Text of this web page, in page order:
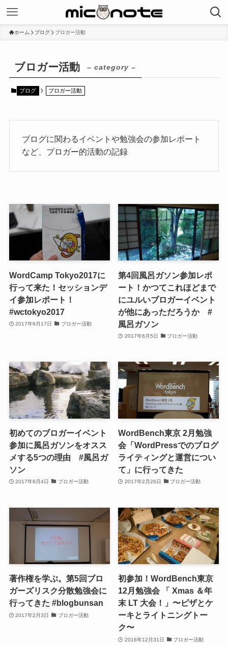
ホーム ブログ ブロガー活動
ブロガー活動 – category –
ブログ ブロガー活動
ブログに関わるイベントや勉強会の参加レポート
など、ブロガー的活動の記録
WordCamp Tokyo2017に
行って来た！セッションデ
イ参加レポート！
#wctokyo2017
2017年9月17日 ブロガー活動
第4回風呂ガソン参加レポ
ート！かつてこれほどまで
にユルいブロガーイベント
が他にあっただろうか #
風呂ガソン
2017年6月5日 ブロガー活動
初めてのブロガーイベント
参加に風呂ガソンをオスス
メする5つの理由 #風呂ガ
ソン
2017年6月4日 ブロガー活動
WordBench東京 2月勉強
会「WordPressでのブログ
ライティングと運営につい
て」に行ってきた
2017年2月26日 ブロガー活動
著作権を学ぶ。第5回ブロ
ガーズリスク分散勉強会に
行ってきた #blogbunsan
2017年2月3日 ブロガー活動
初参加！WordBench東京
12月勉強会 「 Xmas ＆年
末 LT 大会！」〜ピザとケ
ーキとライトニングトー
ク〜
2016年12月31日 ブロガー活動